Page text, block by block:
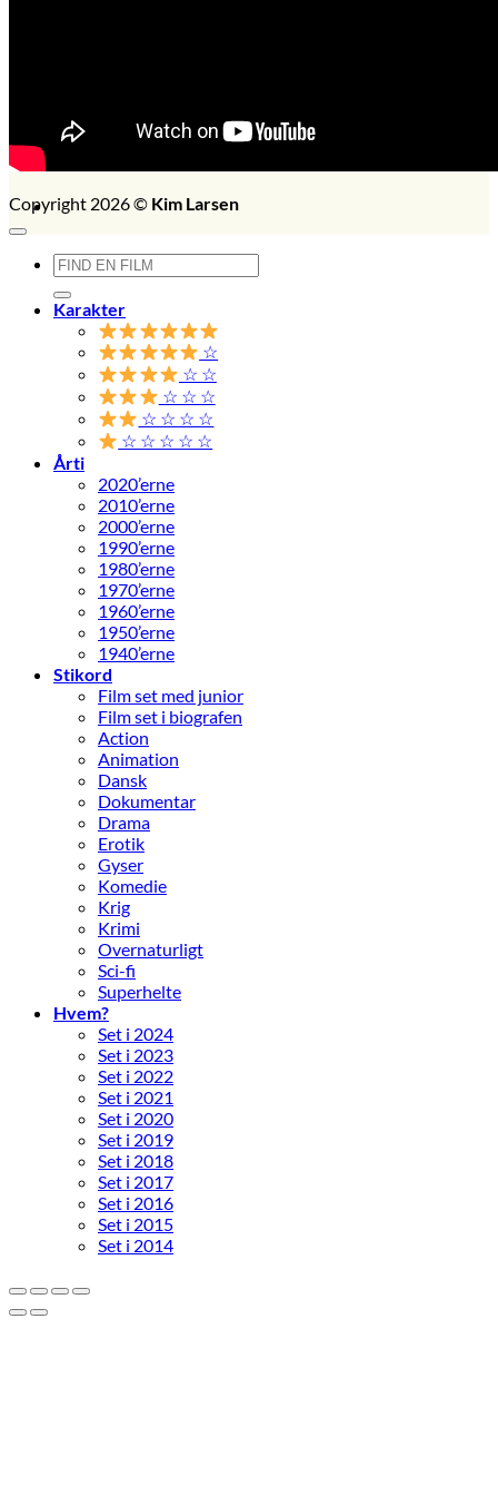
efter:
Copyright 2026 © Kim Larsen
Søg
efter:
Karakter
☆
☆ ☆
☆ ☆ ☆
☆ ☆ ☆ ☆
☆ ☆ ☆ ☆ ☆
Årti
2020’erne
2010’erne
2000’erne
1990’erne
1980’erne
1970’erne
1960’erne
1950’erne
1940’erne
Stikord
Film set med junior
Film set i biografen
Action
Animation
Dansk
Dokumentar
Drama
Erotik
Gyser
Komedie
Krig
Krimi
Overnaturligt
Sci-fi
Superhelte
Hvem?
Set i 2024
Set i 2023
Set i 2022
Set i 2021
Set i 2020
Set i 2019
Set i 2018
Set i 2017
Set i 2016
Set i 2015
Set i 2014